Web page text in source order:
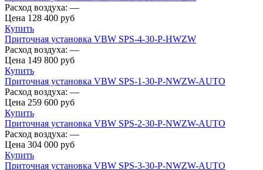
Расход воздуха: —
Цена 128 400 руб
Купить
Приточная установка VBW SPS-4-30-P-HWZW
Расход воздуха: —
Цена 149 800 руб
Купить
Приточная установка VBW SPS-1-30-P-NWZW-AUTO
Расход воздуха: —
Цена 259 600 руб
Купить
Приточная установка VBW SPS-2-30-P-NWZW-AUTO
Расход воздуха: —
Цена 304 000 руб
Купить
Приточная установка VBW SPS-3-30-P-NWZW-AUTO